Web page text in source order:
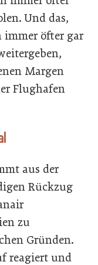
Und das,
immer öfter gar
Margen
Flughafen
aus der
Rückzug
zu
Gründen.
reagiert und